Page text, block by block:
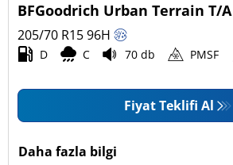
BFGoodrich Urban Terrain T/A
205/70 R1596H
D C 70 db PMSF
Fiyat Teklifi Al
Daha fazla bilgi